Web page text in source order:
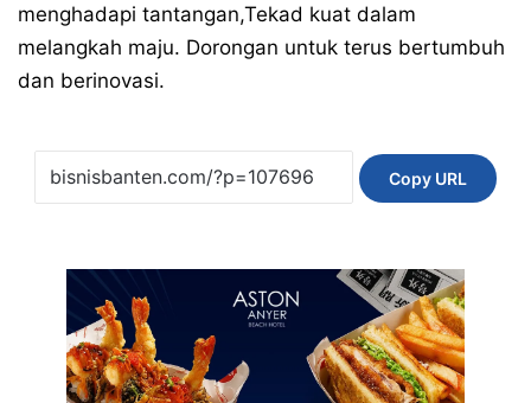
menghadapi tantangan,Tekad kuat dalam
melangkah maju. Dorongan untuk terus bertumbuh
dan berinovasi.
Copy URL